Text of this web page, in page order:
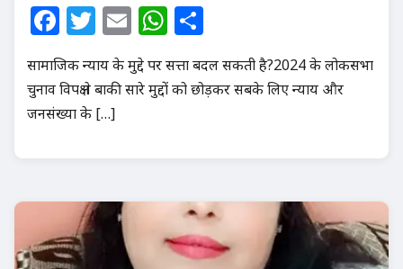
Facebook
Twitter
EmailWhatsApp
सामाजिक न्याय के मुद्दे पर सत्ता बदल सकती है?2024 के लोकसभा
चुनाव विपक्ष ने बाकी सारे मुद्दों को छोड़कर सबके लिए न्याय और
जनसंख्या के […]